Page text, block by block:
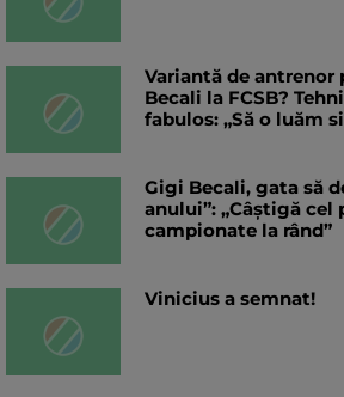
Variantă de antrenor
Becali la FCSB?
fabulos: „Să o luăm
Gigi Becali, gata să
anului”: „Câștigă
campionate la rând”
Vinicius a semnat!